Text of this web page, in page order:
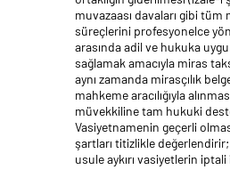
muvazaası davaları gibi
süreçlerini profesyonelce
arasında adil ve hukuka
sağlamak amacıyla miras
aynı zamanda mirasçılık
mahkeme aracılığıyla
müvekkiline tam hukuki
Vasiyetnamenin geçerli
şartları titizlikle
usule aykırı vasiyetlerin